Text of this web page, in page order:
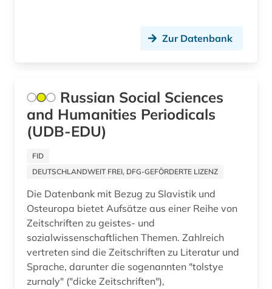
Zur Datenbank
Russian Social Sciences
and Humanities Periodicals
(UDB-EDU)
FID
DEUTSCHLANDWEIT FREI, DFG-GEFÖRDERTE LIZENZ
Die Datenbank mit Bezug zu Slavistik und
Osteuropa bietet Aufsätze aus einer Reihe von
Zeitschriften zu geistes- und
sozialwissenschaftlichen Themen. Zahlreich
vertreten sind die Zeitschriften zu Literatur und
Sprache, darunter die sogenannten "tolstye
zurnaly" ("dicke Zeitschriften"),